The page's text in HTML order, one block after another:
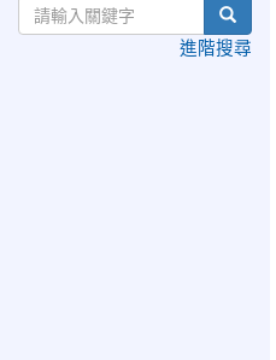
search
進階搜尋